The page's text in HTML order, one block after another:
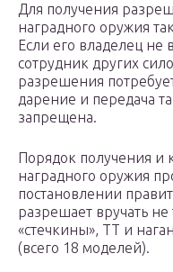
Для получения
наградного оружия
Если его владелец
сотрудник других
разрешения
дарение и передача
запрещена.
Порядок получения и
наградного оружия
постановлении
разрешает вручать
«стечкины», ТТ и
(всего 18 моделей).